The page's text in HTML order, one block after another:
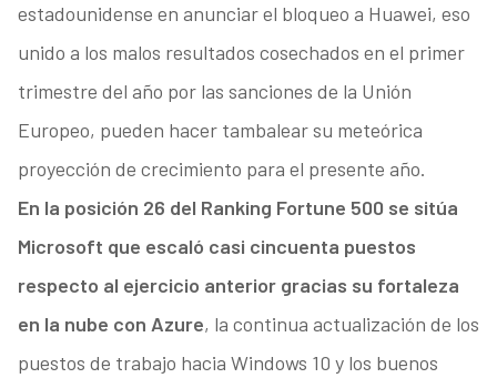
estadounidense en anunciar el bloqueo a Huawei, eso
unido a los malos resultados cosechados en el primer
trimestre del año por las sanciones de la Unión
Europeo, pueden hacer tambalear su meteórica
proyección de crecimiento para el presente año.
En la posición 26 del Ranking Fortune 500 se sitúa
Microsoft que escaló casi cincuenta puestos
respecto al ejercicio anterior gracias su fortaleza
en la nube con Azure, la continua actualización de los
puestos de trabajo hacia Windows 10 y los buenos